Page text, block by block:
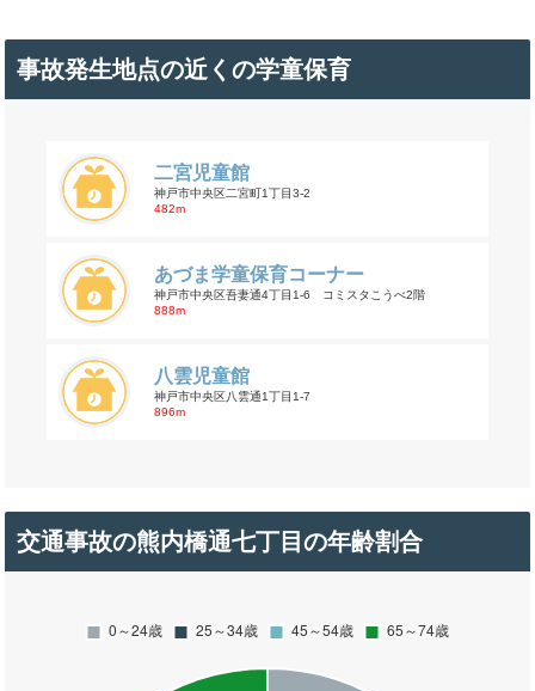
事故発生地点の近くの学童保育
二宮児童館
神戸市中央区二宮町1丁目3-2
482m
あづま学童保育コーナー
神戸市中央区吾妻通4丁目1-6 コミスタこうべ2階
888m
八雲児童館
神戸市中央区八雲通1丁目1-7
896m
交通事故の熊内橋通七丁目の年齢割合